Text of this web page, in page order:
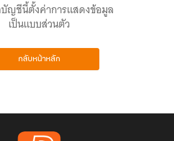
บัญชีนี้ตั้งค่าการแสดงข้อมูล
เป็นแบบส่วนตัว
กลับหน้าหลัก